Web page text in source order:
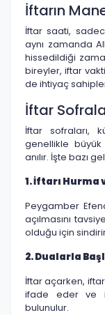
İftarın
İftar saati,
aynı zamanda
hissedildiği
bireyler, iftar
de ihtiyaç
İftar
İftar sofraları,
genellikle
anılır. İşte bazı
1. İftarı Hurma
Peygamber
açılmasını
olduğu için
2. Dualarla
İftar açarken,
ifade eder ve
bulunulur.